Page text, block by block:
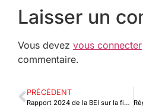
Laisser un
Vous devez vous connecter
commentaire.
PRÉCÉDENT
Rapport 2024 de la BEI sur la finance en Afrique : résurrection des Fintech, amélioration du secteur financier et les obstacles à la croissance économique